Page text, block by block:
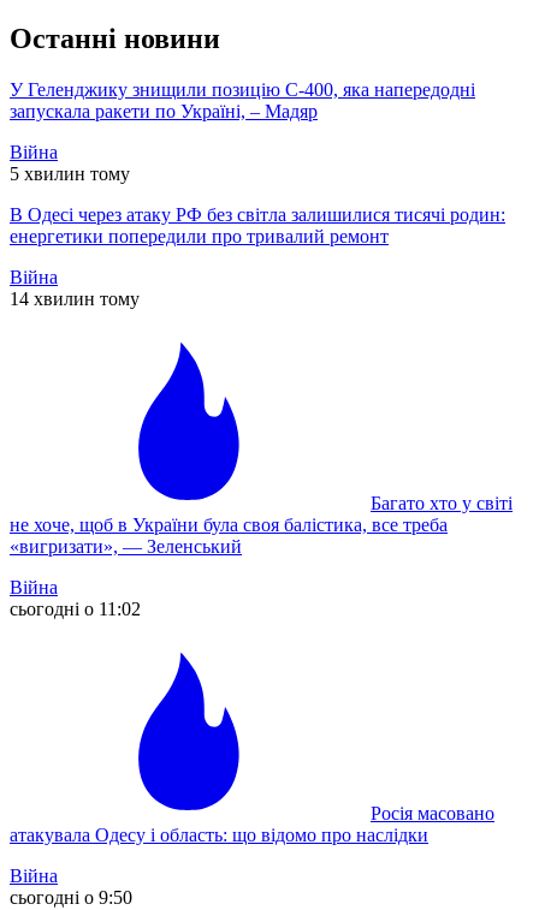
Останні новини
У Геленджику знищили позицію С-400, яка напередодні
запускала ракети по Україні, – Мадяр
Війна
5 хвилин тому
В Одесі через атаку РФ без світла залишилися тисячі родин:
енергетики попередили про тривалий ремонт
Війна
14 хвилин тому
Багато хто у світі
не хоче, щоб в України була своя балістика, все треба
«вигризати», — Зеленський
Війна
сьогодні о 11:02
Росія масовано
атакувала Одесу і область: що відомо про наслідки
Війна
сьогодні о 9:50